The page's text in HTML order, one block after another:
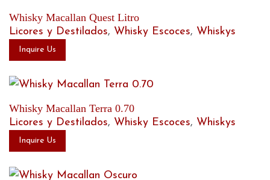
Whisky Macallan Quest Litro
Licores y Destilados, Whisky Escoces, Whiskys
Inquire Us
Whisky Macallan Terra 0.70
Licores y Destilados, Whisky Escoces, Whiskys
Inquire Us